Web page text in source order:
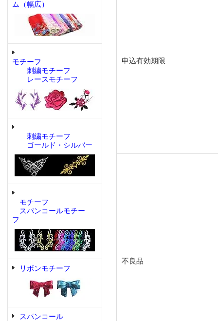
ム（幅広）
モチーフ
刺繍モチーフ
レースモチーフ
刺繍モチーフ
ゴールド・シルバー
モチーフ
スパンコールモチー
フ
リボンモチーフ
スパンコール
申込有効期限
不良品